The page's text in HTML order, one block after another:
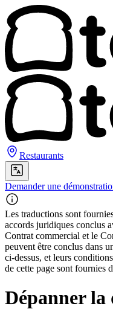
Restaurants
Demander une
Les traductions sont
accords juridiques conclus
Contrat commercial et le
peuvent être conclus dans
ci-dessus, et leurs
de cette page sont fournies
Dépanner la